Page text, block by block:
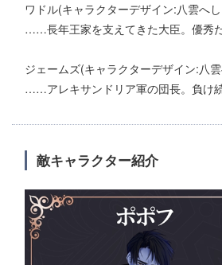
ワドル(キャラクターデザイン:八雲へ
……長年王家を支えてきた大臣。優秀
ジェームズ(キャラクターデザイン:八
……アレキサンドリア軍の団長。負け
敵キャラクター紹介